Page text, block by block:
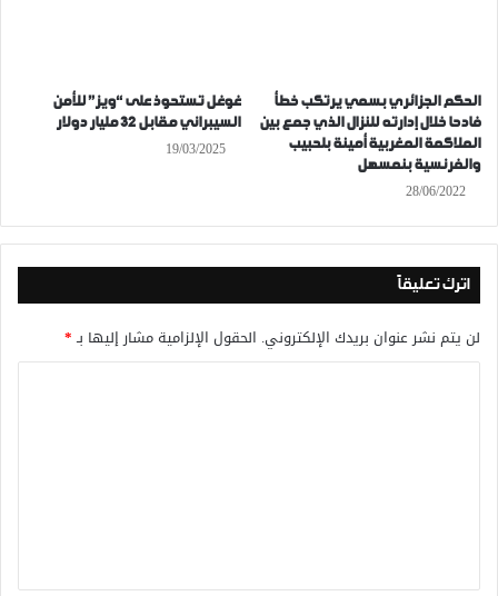
الحكم الجزائري بسمي يرتكب خطأ
فادحا خلال إدارته للنزال الذي جمع بين
الملاكمة المغربية أمينة بلحبيب
والفرنسية بنمسهل
28/06/2022
غوغل تستحوذ على “ويز” للأمن
السيبراني مقابل 32 مليار دولار
19/03/2025
اترك تعليقاً
لن يتم نشر عنوان بريدك الإلكتروني. الحقول الإلزامية مشار إليها بـ*